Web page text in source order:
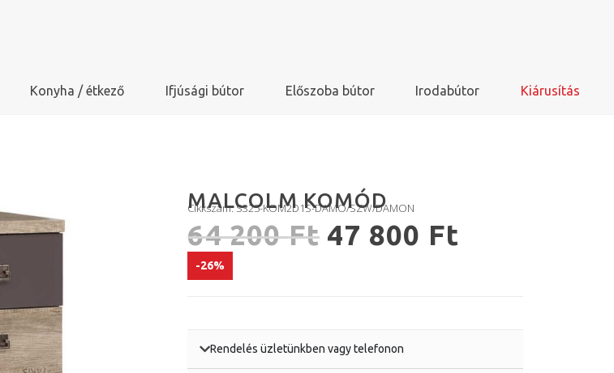
Konyha / étkező Ifjúsági bútor Előszoba bútor Irodabútor Kiárusítás
MALCOLM KOMÓD
Cikkszám: S325-KOM2D1S-DAMO/SZW/DAMON
64 200Ft 47 800 Ft
-26%
Rendelés üzletünkben vagy telefonon